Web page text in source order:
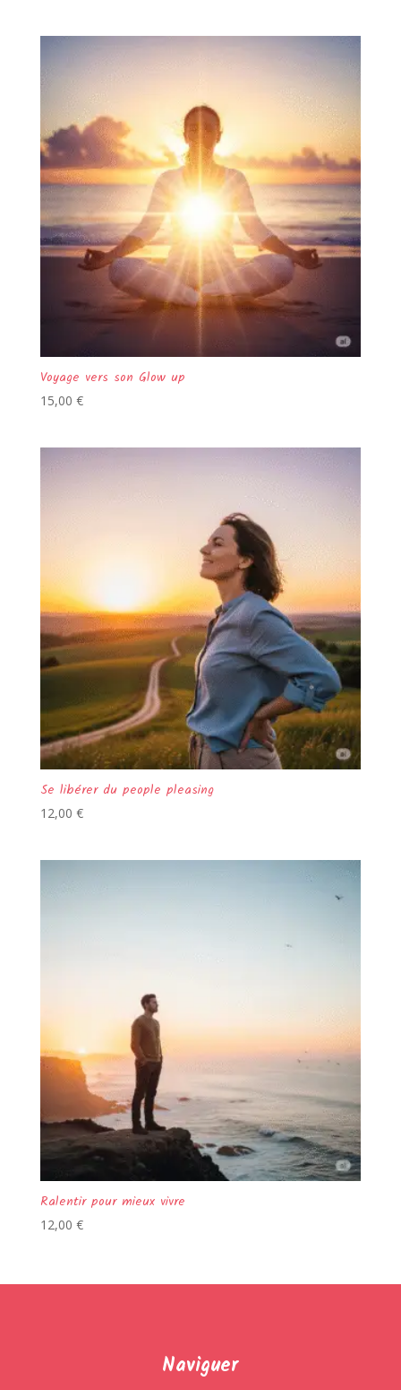
Voyage vers son Glow up
15,00 €
Se libérer du people pleasing
12,00 €
Ralentir pour mieux vivre
12,00 €
Naviguer